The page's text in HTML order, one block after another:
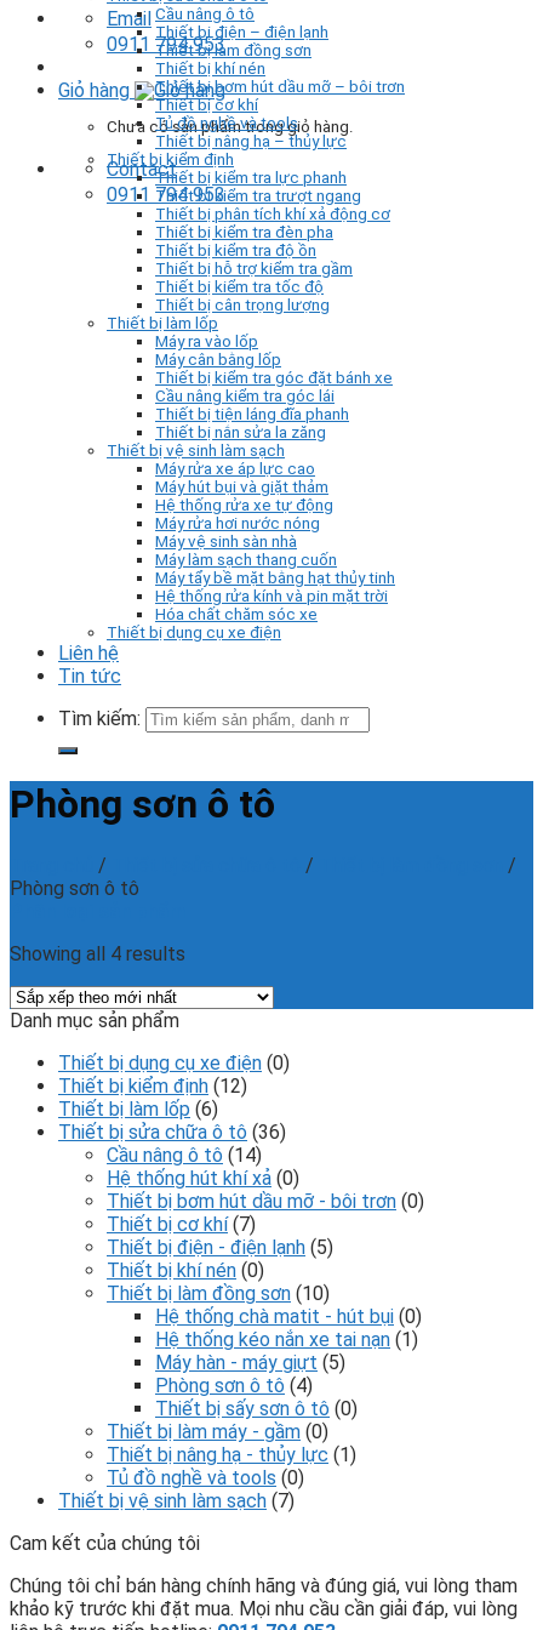
Email
0911 794 953
Giỏ hàng
Chưa có sản phẩm trong giỏ hàng.
Contact
0911 794 953
Cầu nâng ô tô
Thiết bị điện – điện lạnh
Thiết bị làm đồng sơn
Thiết bị khí nén
Thiết bị bơm hút dầu mỡ – bôi trơn
Thiết bị cơ khí
Tủ đồ nghề và tools
Thiết bị nâng hạ – thủy lực
Thiết bị kiểm định
Thiết bị kiểm tra lực phanh
Thiết bị kiểm tra trượt ngang
Thiết bị phân tích khí xả động cơ
Thiết bị kiểm tra đèn pha
Thiết bị kiểm tra độ ồn
Thiết bị hỗ trợ kiểm tra gầm
Thiết bị kiểm tra tốc độ
Thiết bị cân trọng lượng
Thiết bị làm lốp
Máy ra vào lốp
Máy cân bằng lốp
Thiết bị kiểm tra góc đặt bánh xe
Cầu nâng kiểm tra góc lái
Thiết bị tiện láng đĩa phanh
Thiết bị nắn sửa la zăng
Thiết bị vệ sinh làm sạch
Máy rửa xe áp lực cao
Máy hút bụi và giặt thảm
Hệ thống rửa xe tự động
Máy rửa hơi nước nóng
Máy vệ sinh sàn nhà
Máy làm sạch thang cuốn
Máy tẩy bề mặt bằng hạt thủy tinh
Hệ thống rửa kính và pin mặt trời
Hóa chất chăm sóc xe
Thiết bị dụng cụ xe điện
Liên hệ
Tin tức
Tìm kiếm:
Phòng sơn ô tô
/ /
/
Phòng sơn ô tô
Showing all 4 results
Danh mục sản phẩm
Thiết bị dụng cụ xe điện (0)
Thiết bị kiểm định (12)
Thiết bị làm lốp (6)
Thiết bị sửa chữa ô tô (36)
Cầu nâng ô tô (14)
Hệ thống hút khí xả (0)
Thiết bị bơm hút dầu mỡ - bôi trơn (0)
Thiết bị cơ khí (7)
Thiết bị điện - điện lạnh (5)
Thiết bị khí nén (0)
Thiết bị làm đồng sơn (10)
Hệ thống chà matit - hút bụi (0)
Hệ thống kéo nắn xe tai nạn (1)
Máy hàn - máy giựt (5)
Phòng sơn ô tô (4)
Thiết bị sấy sơn ô tô (0)
Thiết bị làm máy - gầm (0)
Thiết bị nâng hạ - thủy lực (1)
Tủ đồ nghề và tools (0)
Thiết bị vệ sinh làm sạch (7)
Cam kết của chúng tôi
Chúng tôi chỉ bán hàng chính hãng và đúng giá, vui lòng tham
khảo kỹ trước khi đặt mua. Mọi nhu cầu cần giải đáp, vui lòng